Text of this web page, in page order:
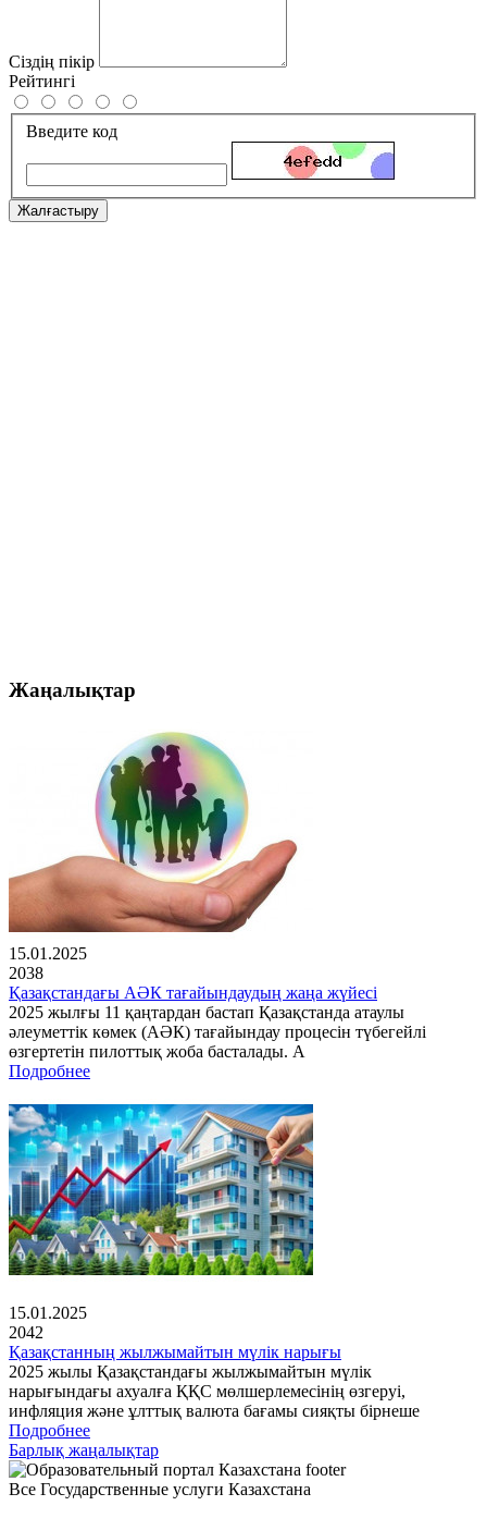
Сіздің пікір
Рейтингі
Введите код
Жалғастыру
Жаңалықтар
15.01.2025
2038
Қазақстандағы АӘК тағайындаудың жаңа жүйесі
2025 жылғы 11 қаңтардан бастап Қазақстанда атаулы
әлеуметтік көмек (АӘК) тағайындау процесін түбегейлі
өзгертетін пилоттық жоба басталады. А
Подробнее
15.01.2025
2042
Қазақстанның жылжымайтын мүлік нарығы
2025 жылы Қазақстандағы жылжымайтын мүлік
нарығындағы ахуалға ҚҚС мөлшерлемесінің өзгеруі,
инфляция және ұлттық валюта бағамы сияқты бірнеше
Подробнее
Барлық жаңалықтар
Все Государственные услуги Казахстана